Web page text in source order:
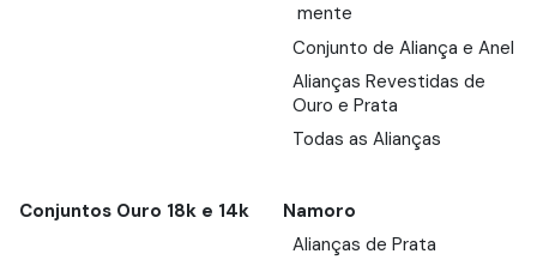
mente
Conjunto de Aliança e Anel
Alianças Revestidas de
Ouro e Prata
Todas as Alianças
Conjuntos Ouro 18k e 14k
Namoro
Alianças de Prata